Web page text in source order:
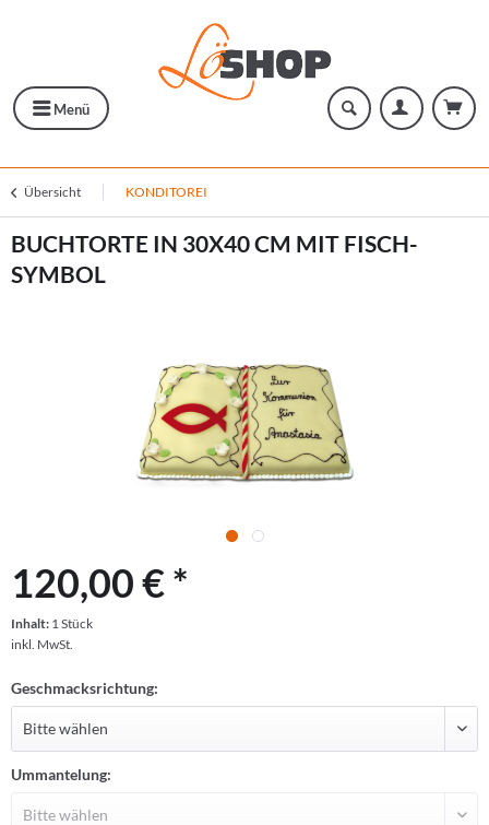
Menü
Übersicht KONDITOREI
BUCHTORTE IN 30X40 CM MIT FISCH-
SYMBOL
120,00 € *
Inhalt: 1 Stück
inkl. MwSt.
Geschmacksrichtung:
Ummantelung: